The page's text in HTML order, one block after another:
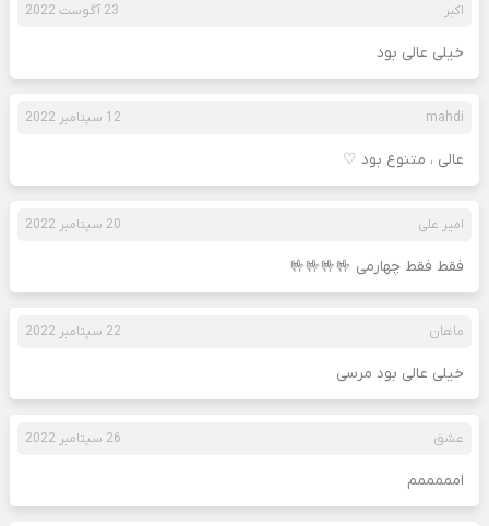
اکبر 23 آگوست 2022
خیلی عالی بود
mahdi 12 سپتامبر 2022
عالی ، متنوع بود ♡
امیر علی 20 سپتامبر 2022
فقط فقط چهارمی 🤟🤟🤟🤟
ماهان 22 سپتامبر 2022
خیلی عالی بود مرسی
عشق 26 سپتامبر 2022
امممممم